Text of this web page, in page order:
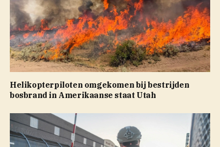
Helikopterpiloten omgekomen bij bestrijden
bosbrand in Amerikaanse staat Utah